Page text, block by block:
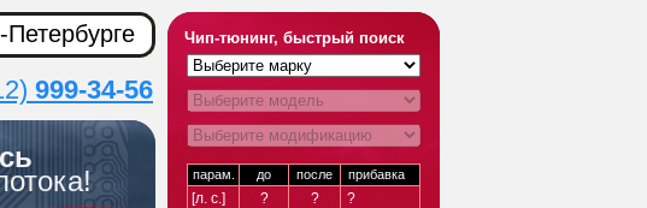
Чип-тюнинг, быстрый поиск
парам. до после прибавка
[л. с.] ? ?
?
999-34-56